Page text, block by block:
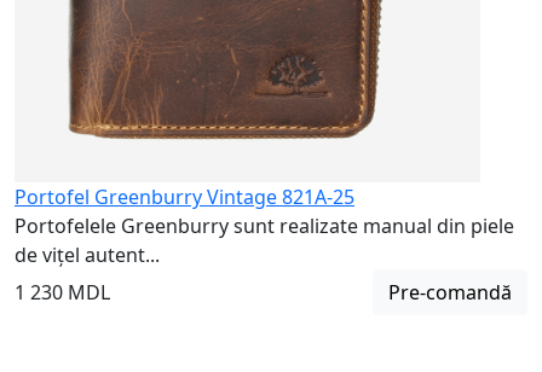
Portofel Greenburry Vintage 821A-25
Portofelele Greenburry sunt realizate manual din piele
de vițel autent...
1 230 MDL
Pre-comandă